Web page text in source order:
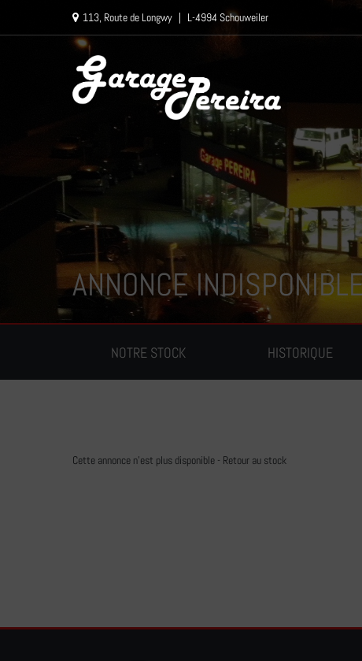
113, Route de Longwy | L-4994 Schouweiler
NOTRE STOCK HISTORIQUE
ANNONCE
Cette annonce n'est plus disponible - Retour au stock